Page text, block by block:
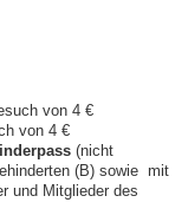
von 4 €
von 4 €
(nicht
(B) sowie mit
und Mitglieder des